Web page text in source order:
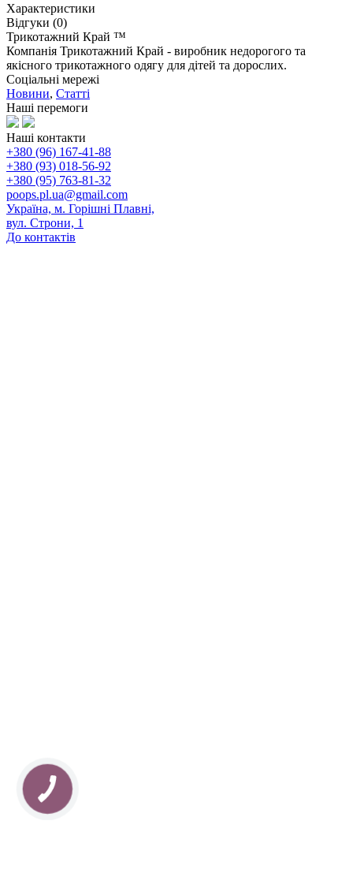
Характеристики
Відгуки (0)
Трикотажний Край ™
Компанія Трикотажний Край - виробник недорогого та
якісного трикотажного одягу для дітей та дорослих.
Соціальні мережі
Новини, Статті
Наші перемоги
Наші контакти
+380 (96) 167-41-88
+380 (93) 018-56-92
+380 (95) 763-81-32
poops.pl.ua@gmail.com
Україна, м. Горішні Плавні,
вул. Строни, 1
До контактів